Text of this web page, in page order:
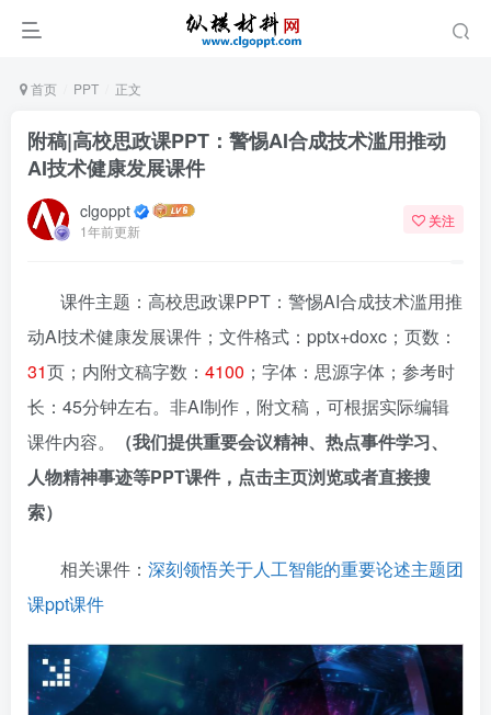
首页 PPT 正文
附稿|高校思政课PPT：警惕AI合成技术滥用推动
AI技术健康发展课件
clgoppt
1年前更新
关注
课件主题：高校思政课PPT：警惕AI合成技术滥用推
动AI技术健康发展课件；文件格式：pptx+doxc；页数：
31页；内附文稿字数： 4100 ；字体：思源字体；参考时
长：45分钟左右。非AI制作，附文稿，可根据实际编辑
课件内容。
（我们提供重要会议精神、热点事件学习、
人物精神事迹等PPT课件，点击主页浏览或者直接搜
索）
相关课件： 深刻领悟关于人工智能的重要论述主题团
课ppt课件